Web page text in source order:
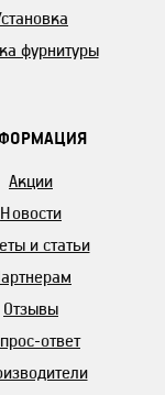
фурнитуры
Акции
Новости
и статьи
Отзывы
ответ